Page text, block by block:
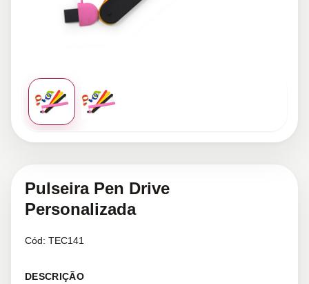
Pulseira Pen Drive
Personalizada
Cód: TEC141
DESCRIÇÃO